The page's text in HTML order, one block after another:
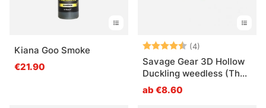
Kiana Goo Smoke
€21.90
Bewertung:(4)
Savage Gear 3D Hollow
Duckling weedless (The
Fruck)
ab €8.60